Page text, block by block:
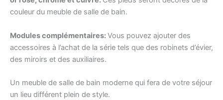
couleur du meuble de salle de bain.
Modules complémentaires:Vous pouvez ajouter des
accessoires à l’achat de la série tels que des robinets d’évier,
des miroirs et des auxiliaires.
Un meuble de salle de bain moderne qui fera de votre séjour
un lieu différent plein de style.